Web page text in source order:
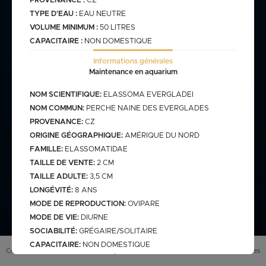
TYPE D'EAU : EAU NEUTRE
VOLUME MINIMUM : 50 LITRES
CAPACITAIRE : NON DOMESTIQUE
Informations générales
Maintenance en aquarium
NOM SCIENTIFIQUE: ELASSOMA EVERGLADEI
NOM COMMUN: PERCHE NAINE DES EVERGLADES
PROVENANCE: CZ
ORIGINE GÉOGRAPHIQUE: AMÉRIQUE DU NORD
FAMILLE: ELASSOMATIDAE
TAILLE DE VENTE: 2 CM
TAILLE ADULTE: 3,5 CM
LONGÉVITÉ: 8 ANS
MODE DE REPRODUCTION: OVIPARE
MODE DE VIE: DIURNE
SOCIABILITÉ: GRÉGAIRE/SOLITAIRE
CAPACITAIRE: NON DOMESTIQUE
Bactéries
FRANCO CUMULABLE AVEC LES POISSONS/ FRANCO
gamme verte
koï elv francais
saison bassin
carpe koi sur photo (a
retrouver sur le site
web)
elv francais
elv pologne
discus elv asiatique
Eau douce
commande@haegel.fr
Conditions générales de vente ( Mentions légales